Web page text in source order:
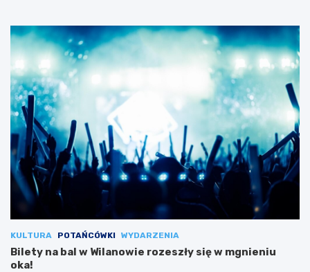
KULTURA POTAŃCÓWKI WYDARZENIA
Bilety na bal w Wilanowie rozeszły się w mgnieniu
oka!